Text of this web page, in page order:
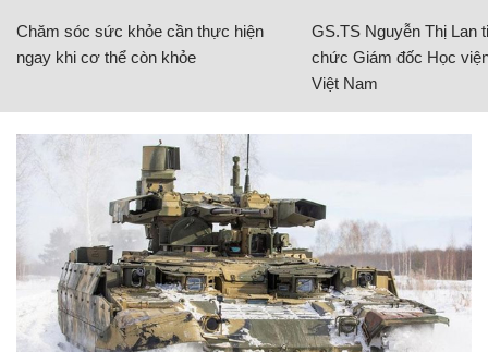
Chăm sóc sức khỏe cần thực hiện
ngay khi cơ thể còn khỏe
GS.TS Nguyễn Thị Lan
chức Giám đốc Học
Việt Nam